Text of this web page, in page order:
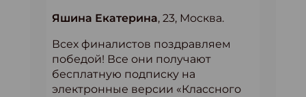
Яшина Екатерина, 23, Москва.
Всех финалистов поздравляем
победой! Все они получают
бесплатную подписку на
электронные версии «Классного